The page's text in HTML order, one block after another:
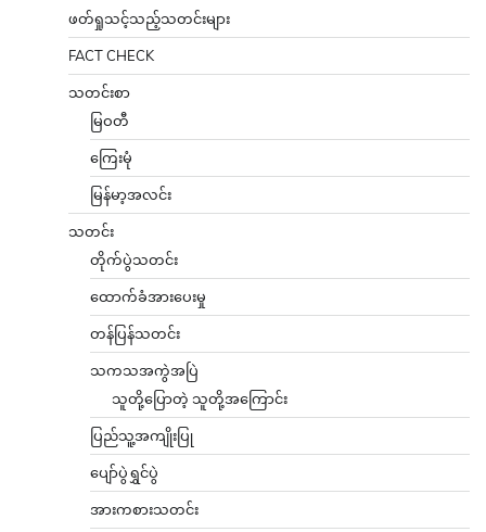
ဖတ်ရှုသင့်သည့်သတင်းများ
FACT CHECK
သတင်းစာ
မြဝတီ
ကြေးမုံ
မြန်မာ့အလင်း
သတင်း
တိုက်ပွဲသတင်း
ထောက်ခံအားပေးမှု
တန်ပြန်သတင်း
သကသအကွဲအပြဲ
သူတို့ပြောတဲ့ သူတို့အကြောင်း
ပြည်သူ့အကျိုးပြု
ပျော်ပွဲရွှင်ပွဲ
အားကစားသတင်း